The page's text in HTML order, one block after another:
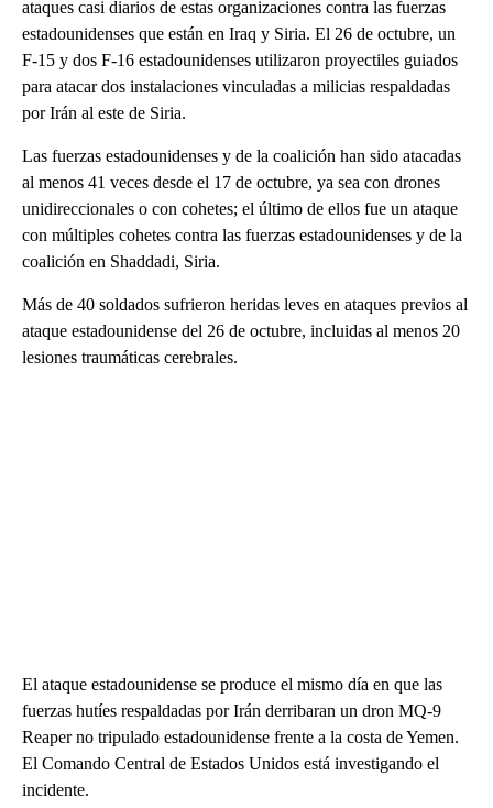
ataques casi diarios de estas organizaciones contra las fuerzas
estadounidenses que están en Iraq y Siria. El 26 de octubre, un
F-15 y dos F-16 estadounidenses utilizaron proyectiles guiados
para atacar dos instalaciones vinculadas a milicias respaldadas
por Irán al este de Siria.
Las fuerzas estadounidenses y de la coalición han sido atacadas
al menos 41 veces desde el 17 de octubre, ya sea con drones
unidireccionales o con cohetes; el último de ellos fue un ataque
con múltiples cohetes contra las fuerzas estadounidenses y de la
coalición en Shaddadi, Siria.
Más de 40 soldados sufrieron heridas leves en ataques previos al
ataque estadounidense del 26 de octubre, incluidas al menos 20
lesiones traumáticas cerebrales.
El ataque estadounidense se produce el mismo día en que las
fuerzas hutíes respaldadas por Irán derribaran un dron MQ-9
Reaper no tripulado estadounidense frente a la costa de Yemen.
El Comando Central de Estados Unidos está investigando el
incidente.